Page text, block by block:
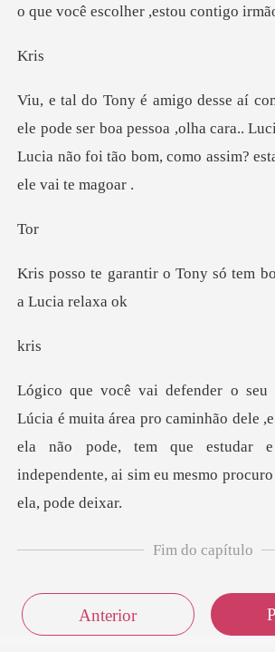
colher ,estou
is
ser boa pessoa ,olha cara..
Lucia não
o
Tony só tem
r
aminhão dele
ela não pode, tem que estudar
Fim do capítulo
Anterior